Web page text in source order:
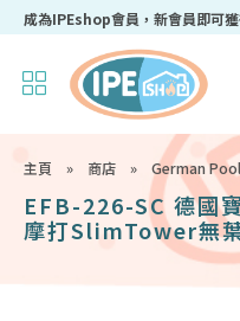
成為IPEshop會員，新會員即可獲
主頁 » 商店 » German
EFB-226-SC 德國
摩打SlimTower無